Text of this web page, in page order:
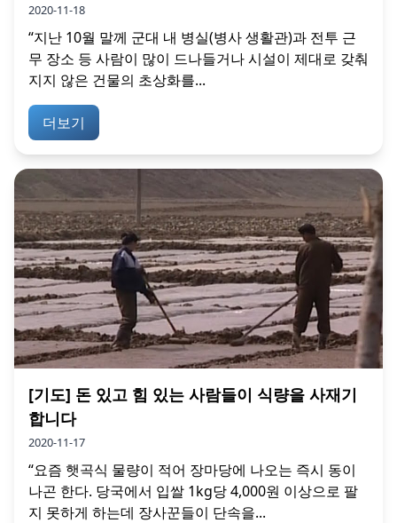
2020-11-18
“지난 10월 말께 군대 내 병실(병사 생활관)과 전투 근
무 장소 등 사람이 많이 드나들거나 시설이 제대로 갖춰
지지 않은 건물의 초상화를...
더보기
[기도] 돈 있고 힘 있는 사람들이 식량을 사재기
합니다
2020-11-17
“요즘 햇곡식 물량이 적어 장마당에 나오는 즉시 동이
나곤 한다. 당국에서 입쌀 1kg당 4,000원 이상으로 팔
지 못하게 하는데 장사꾼들이 단속을...